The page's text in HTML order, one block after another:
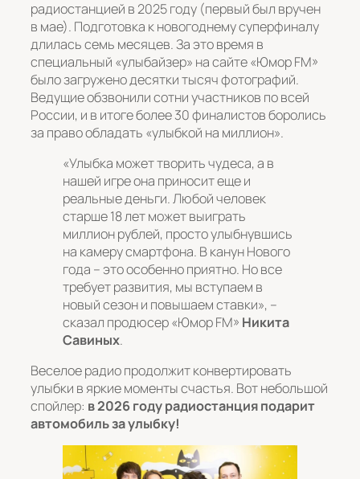
радиостанцией в 2025 году (первый был вручен
в мае). Подготовка к новогоднему суперфиналу
длилась семь месяцев. За это время в
специальный «улыбайзер» на сайте «Юмор FM»
было загружено десятки тысяч фотографий.
Ведущие обзвонили сотни участников по всей
России, и в итоге более 30 финалистов боролись
за право обладать «улыбкой на миллион».
«Улыбка может творить чудеса, а в
нашей игре она приносит еще и
реальные деньги. Любой человек
старше 18 лет может выиграть
миллион рублей, просто улыбнувшись
на камеру смартфона. В канун Нового
года – это особенно приятно. Но все
требует развития, мы вступаем в
новый сезон и повышаем ставки», –
сказал продюсер «Юмор FM» Никита
Савиных.
Веселое радио продолжит конвертировать
улыбки в яркие моменты счастья. Вот небольшой
спойлер: в 2026 году радиостанция подарит
автомобиль за улыбку!